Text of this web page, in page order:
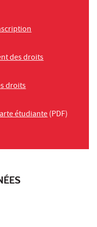
des droits
droits
étudiante(PDF)